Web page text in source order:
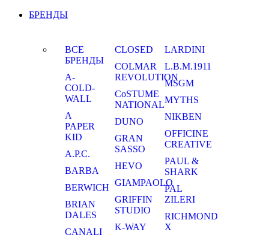
БРЕНДЫ
ВСЕ
БРЕНДЫ
A-
COLD-
WALL
A
PAPER
KID
A.P.C.
BARBA
BERWICH
BRIAN
DALES
CANALI
CLOSED
COLMAR
REVOLUTION
CoSTUME
NATIONAL
DUNO
GRAN
SASSO
HEVO
GIAMPAOLO
GRIFFIN
STUDIO
K-WAY
LARDINI
L.B.M.1911
MSGM
MYTHS
NIKBEN
OFFICINE
CREATIVE
PAUL &
SHARK
PAL
ZILERI
RICHMOND
X